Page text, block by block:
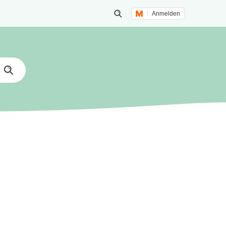
Suche öffnen
Anmelden